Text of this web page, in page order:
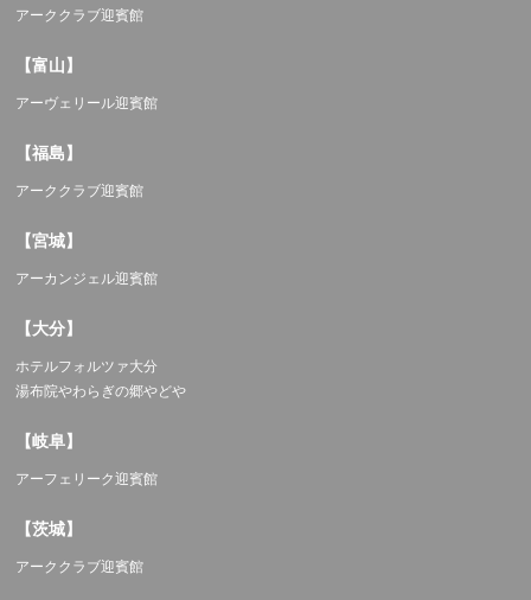
アーククラブ迎賓館
【富山】
アーヴェリール迎賓館
【福島】
アーククラブ迎賓館
【宮城】
アーカンジェル迎賓館
【大分】
ホテルフォルツァ大分
湯布院やわらぎの郷やどや
【岐阜】
アーフェリーク迎賓館
【茨城】
アーククラブ迎賓館